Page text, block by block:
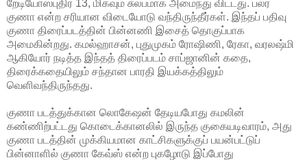
றேடியோஸ்புதிர் 13, மிகவும் சுலபமாக அமைந்து விட்டது. பலர்
குணா என்ற சரியான விடையோடு வந்திருந்தீர்கள். இந்தப் பதிவு
குணா திரைப்படத்தின் பின்னணி இசைத் தொகுப்பாக
அமைகின்றது. கமல்ஹாசன், புதுமுகம் ரோஷிணி, ரேகா, வரலஷ்மி
ஆகியோர் நடித்த இந்தத் திரைப்படம் சாப்ஜானின் கதை,
திரைக்கதையிலும் சந்தான பாரதி இயக்கத்திலும்
வெளிவந்திருந்தது.
குணா படத்துக்கான லொகேஷன் தேடியபோது கமலின்
கண்ணிற்பட்டது கொடைக்கானலில் இருந்த குகையடிவாரம், அது
குணா படத்தின் முக்கியமான காட்சிகளுக்குப் பயன்பட்டுப்
பின்னாளில் குணா கேவ்ஸ் என்ற புகழோடு இப்போது